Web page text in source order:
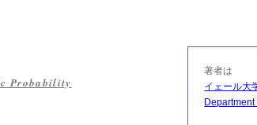
Probability
著者は
イェール大